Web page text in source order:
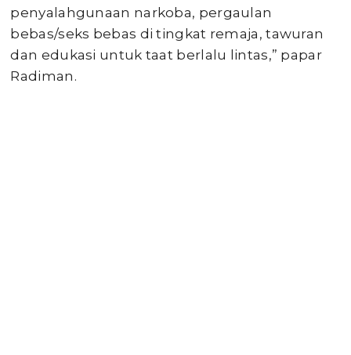
penyalahgunaan narkoba, pergaulan
bebas/seks bebas di tingkat remaja, tawuran
dan edukasi untuk taat berlalu lintas,” papar
Radiman.